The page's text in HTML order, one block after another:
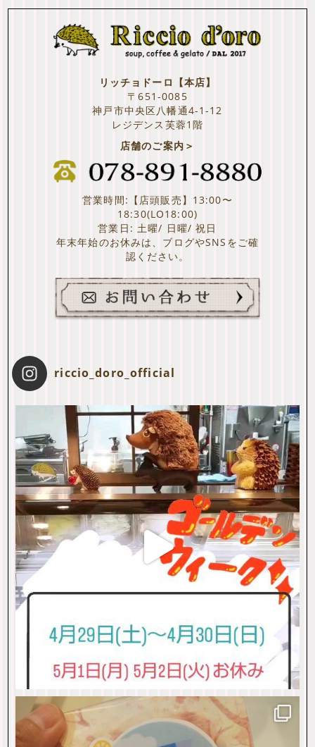
リッチョドーロ【本店】
〒651-0085
神戸市中央区八幡通4-1-12
レジデンス芙蓉1階
店舗のご案内＞
営業時間:【店頭販売】13:00〜
18:30(LO18:00)
営業日: 土曜/ 日曜/ 祝日
年末年始のお休みは、ブログやSNSをご確
認ください。
riccio_doro_official